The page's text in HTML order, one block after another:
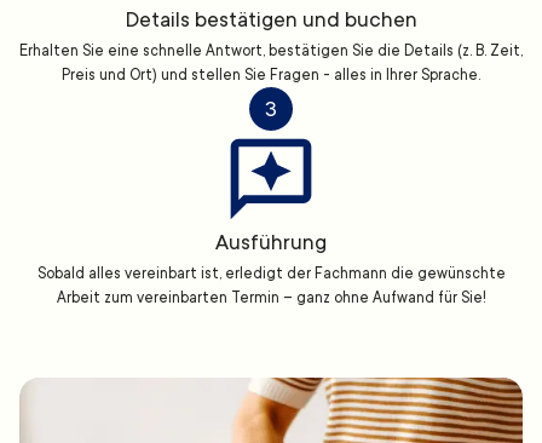
Details bestätigen und buchen
Erhalten Sie eine schnelle Antwort, bestätigen Sie die Details (z. B. Zeit,
Preis und Ort) und stellen Sie Fragen - alles in Ihrer Sprache.
3
Ausführung
Sobald alles vereinbart ist, erledigt der Fachmann die gewünschte
Arbeit zum vereinbarten Termin – ganz ohne Aufwand für Sie!